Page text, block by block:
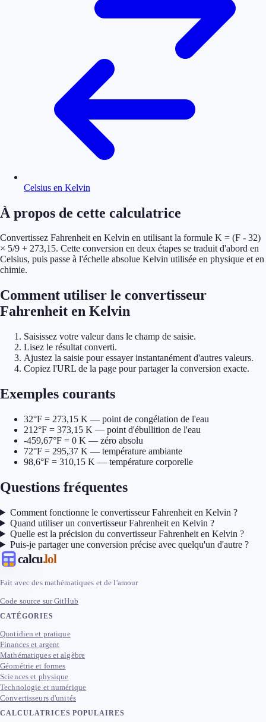
Celsius en Kelvin
À propos de cette calculatrice
Convertissez Fahrenheit en Kelvin en utilisant la formule K = (F - 32)
× 5/9 + 273,15. Cette conversion en deux étapes se traduit d'abord en
Celsius, puis passe à l'échelle absolue Kelvin utilisée en physique et en
chimie.
Comment utiliser le convertisseur
Fahrenheit en Kelvin
Saisissez votre valeur dans le champ de saisie.
Lisez le résultat converti.
Ajustez la saisie pour essayer instantanément d'autres valeurs.
Copiez l'URL de la page pour partager la conversion exacte.
Exemples courants
32°F = 273,15 K — point de congélation de l'eau
212°F = 373,15 K — point d'ébullition de l'eau
-459,67°F = 0 K — zéro absolu
72°F = 295,37 K — température ambiante
98,6°F = 310,15 K — température corporelle
Questions fréquentes
Comment fonctionne le convertisseur Fahrenheit en Kelvin ?
Quand utiliser un convertisseur Fahrenheit en Kelvin ?
Quelle est la précision du convertisseur Fahrenheit en Kelvin ?
Puis-je partager une conversion précise avec quelqu'un d'autre ?
calcu.lol
Fait avec des mathématiques et de l'amour
Code source sur GitHub
CATÉGORIES
Quotidien et pratique
Finances et argent
Mathématiques et algèbre
Géométrie et formes
Sciences et physique
Technologie et numérique
Convertisseurs d'unités
CALCULATRICES POPULAIRES